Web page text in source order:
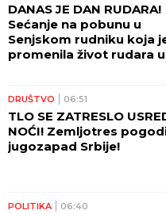
DANAS JE DAN RUDARA!
Sećanje na pobunu u
Senjskom rudniku koja
promenila život rudara
DRUŠTVO 06:51
TLO SE ZATRESLO
NOĆI! Zemljotres
jugozapad Srbije!
POLITIKA 06:40